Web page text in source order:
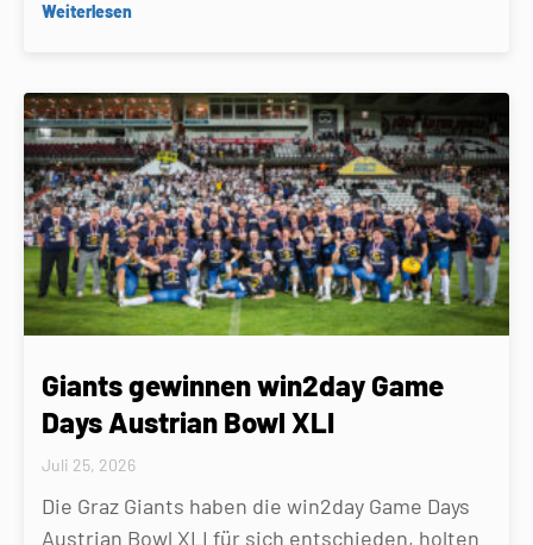
Weiterlesen
Giants gewinnen win2day Game
Days Austrian Bowl XLI
Juli 25, 2026
Die Graz Giants haben die win2day Game Days
Austrian Bowl XLI für sich entschieden, holten